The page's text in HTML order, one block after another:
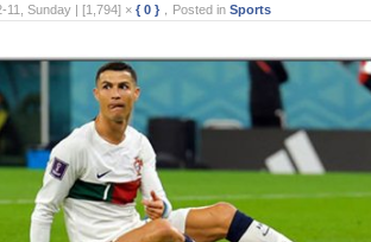
11, Sunday | [1,794] ×{ 0 } ，Posted inSports